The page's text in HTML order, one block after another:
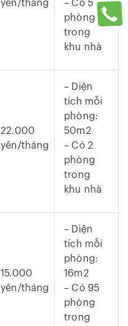
yên/tháng
– Có 5
phòng
trong
khu nhà
22.000
yên/tháng
– Diện
tích mỗi
phòng:
50m2
– Có 2
phòng
trong
khu nhà
15.000
yên/tháng
– Diện
tích mỗi
phòng:
16m2
– Có 95
phòng
trong